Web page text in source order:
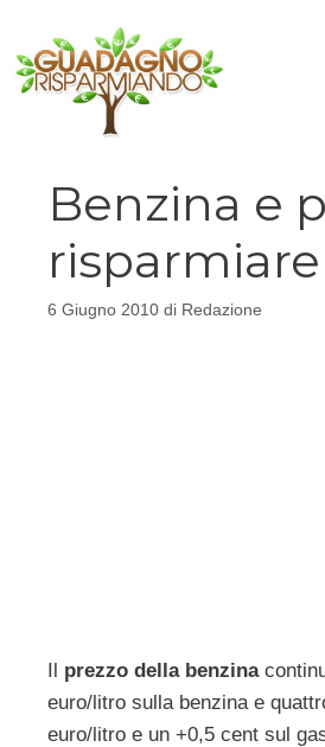
contenuto
Benzina e
risparmiare
6 Giugno 2010 di Redazione
Il prezzo della benzina
euro/litro sulla benzina e
euro/litro e un +0,5 cent sul